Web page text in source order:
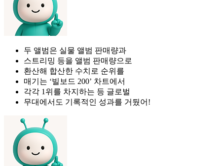
두 앨범은 실물 앨범 판매량과
스트리밍 등을 앨범 판매량으로
환산해 합산한 수치로 순위를
매기는 ‘빌보드 200’ 차트에서
각각 1위를 차지하는 등 글로벌
무대에서도 기록적인 성과를 거뒀어!